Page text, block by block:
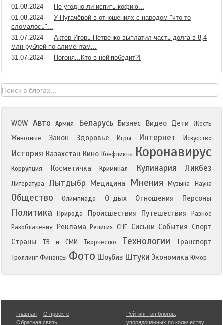
01.08.2024 — Не угодно ли испить кофию...
01.08.2024 — У Пугачёвой в отношениях с народом "что то
сломалось"...
31.07.2024 — Актер Игорь Петренко выплатил часть долга в 8,4
млн рублей по алиментам...
31.07.2024 — Погоня...Кто в ней победит?!
WOW Авто Армия Беларусь Бизнес Видео Дети
Жесть
Животные
Закон Здоровье Игры Интернет Искусство
История Казахстан Кино Конфликты Коронавирус
Коррупция Косметичка Криминал Кулинария Ликбез
Литература Лытдыбр Медицина Мнения Музыка Наука
Общество Олимпиада Отдых Отношения Персоны
Политика Природа Происшествия Путешествия
Разное
Разоблачения
Реклама Религия СНГ Сиськи События Спорт
Страны
ТВ и СМИ Творчество Технологии Транспорт
Троллинг Финансы Фото Шоубиз Штуки Экономика Юмор
Главная
О проекте
Обратная связь
Рейтинг топ блогов
упорядоченных по количеству